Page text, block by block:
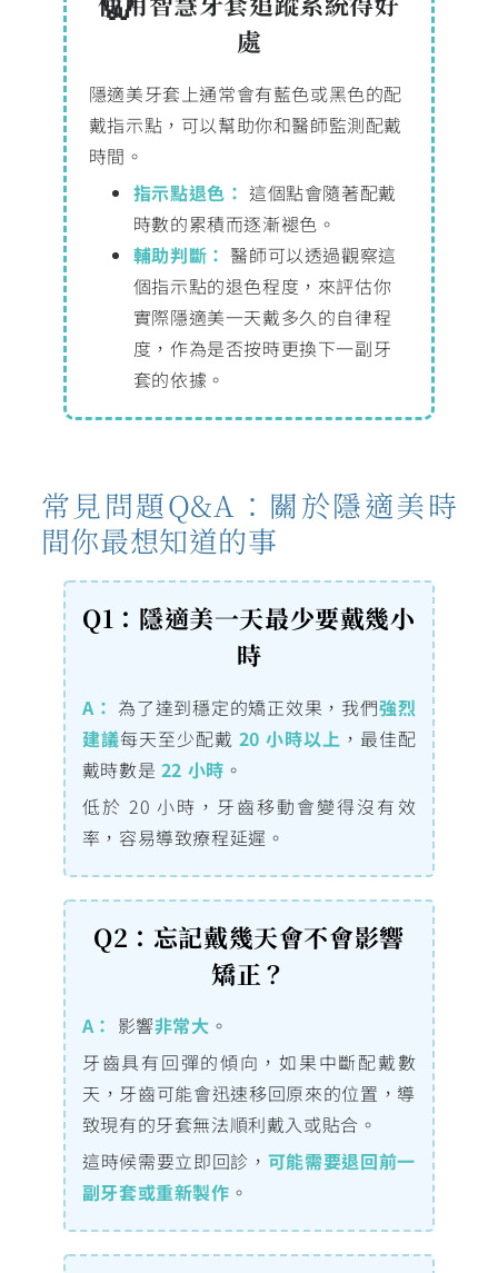
處
隱適美牙套上通常會有藍色或黑色的配
戴指示點，可以幫助你和醫師監測配戴
時間。
指示點退色： 這個點會隨著配戴
時數的累積而逐漸褪色。
輔助判斷： 醫師可以透過觀察這
個指示點的退色程度，來評估你
實際隱適美一天戴多久的自律程
度，作為是否按時更換下一副牙
套的依據。
常見問題Q&A：關於隱適美時
間你最想知道的事
Q1：隱適美一天最少要戴幾小
時
A： 為了達到穩定的矯正效果，我們強烈
建議每天至少配戴 20 小時以上 ，最佳配
戴時數是 22 小時 。
低於 20 小時，牙齒移動會變得沒有效
率，容易導致療程延遲。
Q2：忘記戴幾天會不會影響
矯正？
A： 影響非常大 。
牙齒具有回彈的傾向，如果中斷配戴數
天，牙齒可能會迅速移回原來的位置，導
致現有的牙套無法順利戴入或貼合。
這時候需要立即回診， 可能需要退回前一
副牙套或重新製作 。